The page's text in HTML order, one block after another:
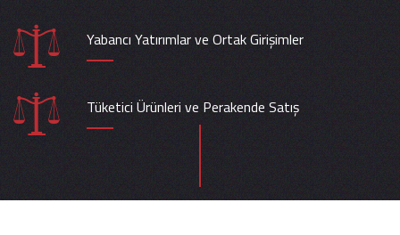
Yabancı Yatırımlar ve Ortak Girişimler
Tüketici Ürünleri ve Perakende Satış